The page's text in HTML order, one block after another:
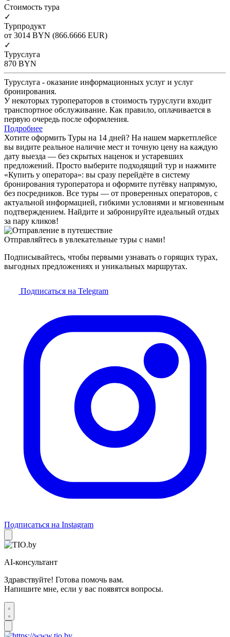
Cтоимость тура
✓
Турпродукт
от 3014 BYN (866.6666 EUR)
✓
Туруслуга
870 BYN
Туруслуга - оказание информационных услуг и услуг
бронирования.
У некоторых туроператоров в стоимость туруслуги входит
транспортное обслуживание. Как правило, оплачивается в
первую очередь после оформления.
Подробнее
Хотите оформить Туры на 14 дней? На нашем маркетплейсе
вы видите реальное наличие мест и точную цену на каждую
дату выезда — без скрытых наценок и устаревших
предложений. Просто выберите подходящий тур и нажмите
«Купить у оператора»: вы сразу перейдёте в систему
бронирования туроператора и оформите путёвку напрямую,
без посредников. Все туры — от проверенных операторов, с
актуальной информацией, гибкими условиями и мгновенным
подтверждением. Найдите и забронируйте идеальный отдых
за пару кликов!
Отправляйтесь в увлекательные туры с нами!
Подписывайтесь, чтобы первыми узнавать о горящих турах,
выгодных предложениях и уникальных маршрутах.
Подписаться на Telegram
Подписаться на Instagram
AI-консультант
Здравствуйте! Готова помочь вам.
Напишите мне, если у вас появятся вопросы.